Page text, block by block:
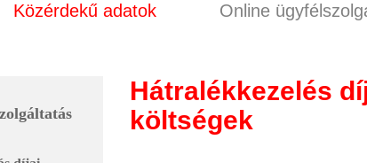
Közérdekű adatok Online
Hátralékkezelés
költségek